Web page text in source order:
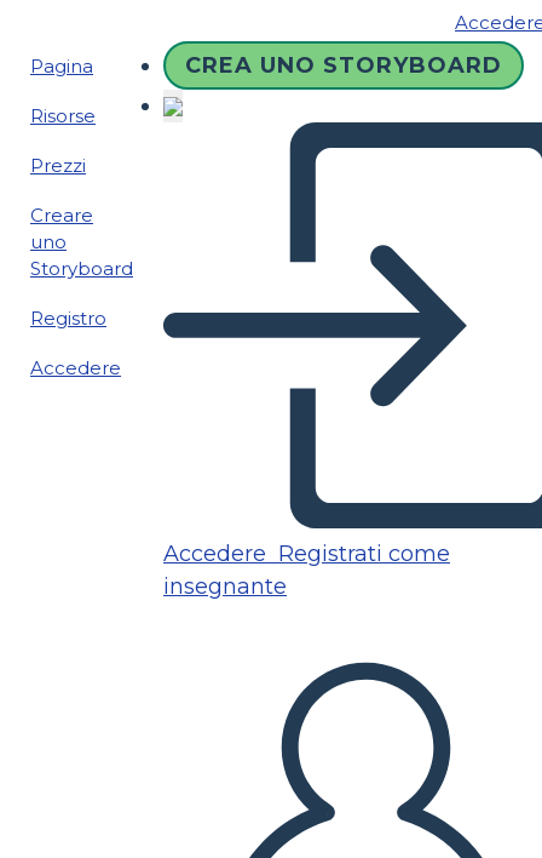
Pagina
Risorse
Prezzi
Creare
uno
Storyboard
Registro
Accedere
CREA UNO STORYBOARD
Accedere Registrati come
insegnante